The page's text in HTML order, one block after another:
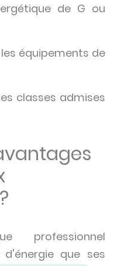
de G ou
les équipements de
classes admises
professionnel
que ses